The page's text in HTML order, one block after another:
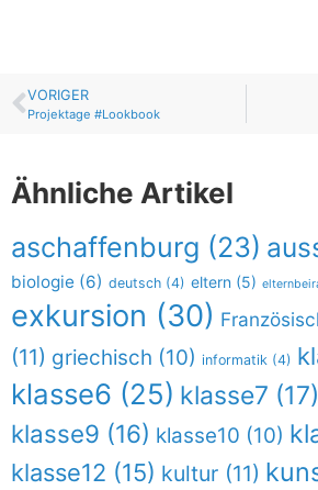
VORIGER
Projektage #Lookbook
Ähnliche Artikel
aschaffenburg (23)
biologie (6) deutsch (4) eltern (5)
exkursion (30)
(11) griechisch (10) informatik (4)
klasse6 (25) klasse7 (17)
klasse9 (16) klasse10 (10)
klasse12 (15) kultur (11)